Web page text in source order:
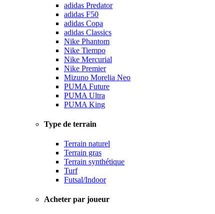
adidas Predator
adidas F50
adidas Copa
adidas Classics
Nike Phantom
Nike Tiempo
Nike Mercurial
Nike Premier
Mizuno Morelia Neo
PUMA Future
PUMA Ultra
PUMA King
Type de terrain
Terrain naturel
Terrain gras
Terrain synthétique
Turf
Futsal/Indoor
Acheter par joueur